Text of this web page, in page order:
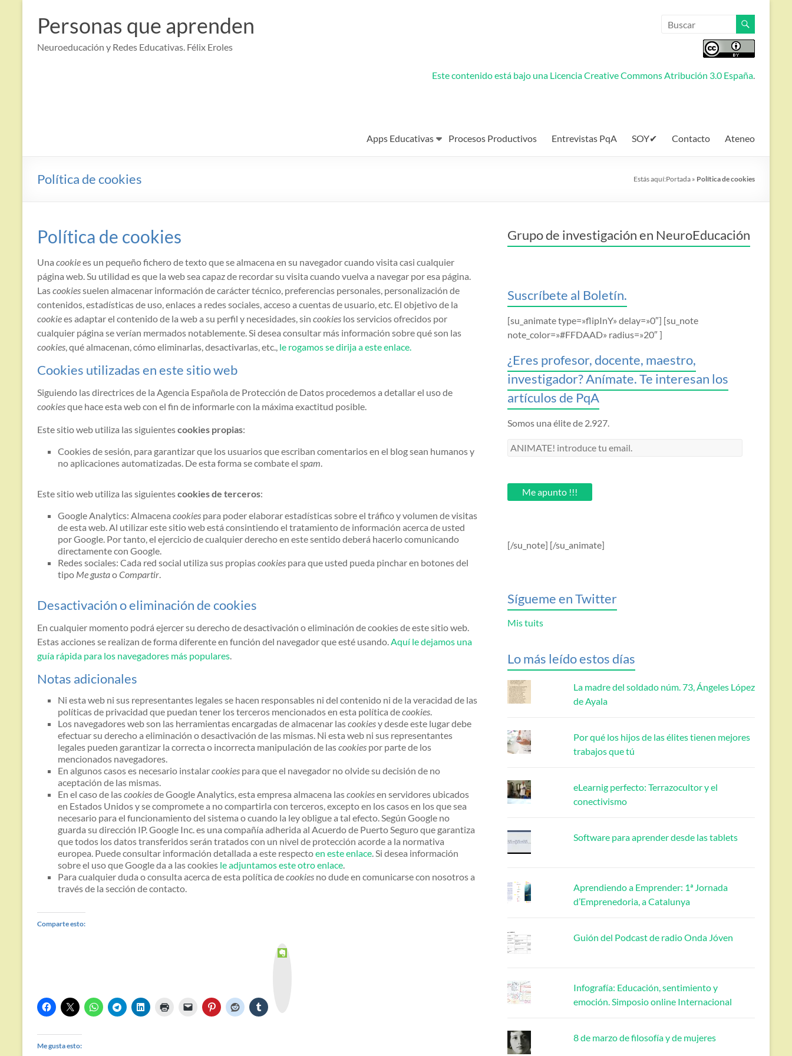
contenido
Personas que aprenden
Neuroeducación y Redes Educativas. Félix Eroles
Este contenido está bajo una Licencia Creative Commons Atribución 3.0 España.
Apps Educativas Procesos Productivos Entrevistas PqA SOY✔ Contacto Ateneo
Política de cookies Estás aquí:Portada » Política de cookies
Política de cookies
Una cookiees un pequeño fichero de texto que se almacena en su navegador cuando visita casi cualquier
página web. Su utilidad es que la web sea capaz de recordar su visita cuando vuelva a navegar por esa página.
Lascookiessuelen almacenar información de carácter técnico, preferencias personales, personalización de
contenidos, estadísticas de uso, enlaces a redes sociales, acceso a cuentas de usuario, etc. El objetivo de la
cookiees adaptar el contenido de la web a su perfil y necesidades, sin cookies los servicios ofrecidos por
cualquier página se verían mermados notablemente. Si desea consultar más información sobre qué son las
cookies, qué almacenan, cómo eliminarlas, desactivarlas, etc., le rogamos se dirija a este enlace.
Cookies utilizadas en este sitio web
Siguiendo las directrices de la Agencia Española de Protección de Datos procedemos a detallar el uso de
cookiesque hace esta web con el fin de informarle con la máxima exactitud posible.
Este sitio web utiliza las siguientescookies propias:
Cookies de sesión, para garantizar que los usuarios que escriban comentarios en el blog sean humanos y
no aplicaciones automatizadas. De esta forma se combate el spam.
Este sitio web utiliza las siguientescookies de terceros:
Google Analytics: Almacena cookies para poder elaborar estadísticas sobre el tráfico y volumen de visitas
de esta web. Al utilizar este sitio web está consintiendo el tratamiento de información acerca de usted
por Google. Por tanto, el ejercicio de cualquier derecho en este sentido deberá hacerlo comunicando
directamente con Google.
Redes sociales: Cada red social utiliza sus propiascookies para que usted pueda pinchar en botones del
tipo Me gustaoCompartir.
Desactivación o eliminación de cookies
En cualquier momento podrá ejercer su derecho de desactivación o eliminación de cookies de este sitio web.
Estas acciones se realizan de forma diferente en función del navegador que esté usando.Aquí le dejamos una
guía rápida para los navegadores más populares.
Notas adicionales
Ni esta web ni sus representantes legales se hacen responsables ni del contenido ni de la veracidad de las
políticas de privacidad que puedan tener los terceros mencionados en esta política decookies.
Los navegadores web son las herramientas encargadas de almacenar lascookiesy desde este lugar debe
efectuar su derecho a eliminación o desactivación de las mismas. Ni esta web ni sus representantes
legales pueden garantizar la correcta o incorrecta manipulación de lascookies por parte de los
mencionados navegadores.
En algunos casos es necesario instalarcookies para que el navegador no olvide su decisión de no
aceptación de las mismas.
En el caso de lascookiesde Google Analytics, esta empresa almacena lascookiesen servidores ubicados
en Estados Unidos y se compromete a no compartirla con terceros, excepto en los casos en los que sea
necesario para el funcionamiento del sistema o cuando la ley obligue a tal efecto. Según Google no
guarda su dirección IP. Google Inc. es una compañía adherida al Acuerdo de Puerto Seguro que garantiza
que todos los datos transferidos serán tratados con un nivel de protección acorde a la normativa
europea. Puede consultar información detallada a este respectoen este enlace. Si desea información
sobre el uso que Google da a las cookies le adjuntamos este otro enlace.
Para cualquier duda o consulta acerca de esta política decookies no dude en comunicarse con nosotros a
través de la sección de contacto.
Comparte esto:
Me gusta esto:
Grupo de investigación en NeuroEducación
Suscríbete al Boletín.
[su_animate type=»flipInY» delay=»0″] [su_note
note_color=»#FFDAAD» radius=»20″ ]
¿Eres profesor, docente, maestro,
investigador? Anímate. Te interesan los
artículos de PqA
Somos una élite de 2.927.
ANIMATE!
email.Me apunto !!!
[/su_note] [/su_animate]
Sígueme en Twitter
Mis tuits
Lo más leído estos días
La madre del soldado núm. 73, Ángeles López
de Ayala
Por qué los hijos de las élites tienen mejores
trabajos que tú
eLearnig perfecto: Terrazocultor y el
conectivismo
Software para aprender desde las tablets
Aprendiendo a Emprender: 1ª Jornada
d’Emprenedoria, a Catalunya
Guión del Podcast de radio Onda Jóven
Infografía: Educación, sentimiento y
emoción. Simposio online Internacional
8 de marzo de filosofía y de mujeres